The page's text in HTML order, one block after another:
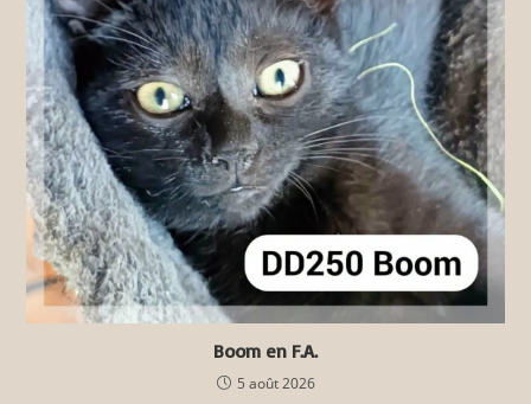
Boom en F.A.
5 août 2026